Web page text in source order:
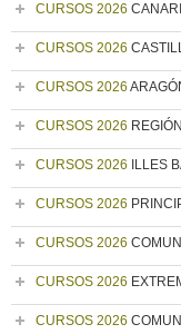
CURSOS 2026
CURSOS 2026
CURSOS 2026
CURSOS 2026
CURSOS 2026 ILLES
CURSOS 2026
CURSOS 2026
CURSOS 2026
CURSOS 2026